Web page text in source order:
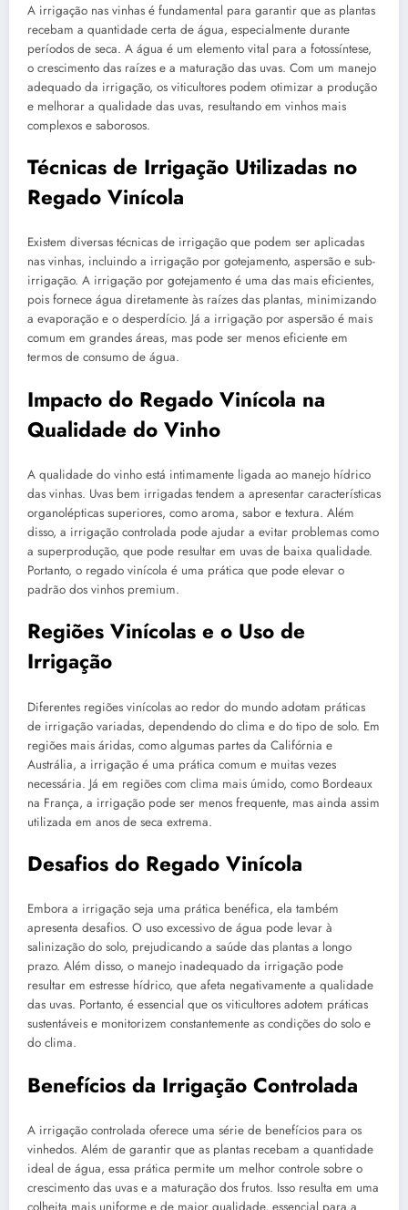
A irrigação nas vinhas é fundamental para garantir que as plantas
recebam a quantidade certa de água, especialmente durante
períodos de seca. A água é um elemento vital para a fotossíntese,
o crescimento das raízes e a maturação das uvas. Com um manejo
adequado da irrigação, os viticultores podem otimizar a produção
e melhorar a qualidade das uvas, resultando em vinhos mais
complexos e saborosos.
Técnicas de Irrigação Utilizadas no
Regado Vinícola
Existem diversas técnicas de irrigação que podem ser aplicadas
nas vinhas, incluindo a irrigação por gotejamento, aspersão e sub-
irrigação. A irrigação por gotejamento é uma das mais eficientes,
pois fornece água diretamente às raízes das plantas, minimizando
a evaporação e o desperdício. Já a irrigação por aspersão é mais
comum em grandes áreas, mas pode ser menos eficiente em
termos de consumo de água.
Impacto do Regado Vinícola na
Qualidade do Vinho
A qualidade do vinho está intimamente ligada ao manejo hídrico
das vinhas. Uvas bem irrigadas tendem a apresentar características
organolépticas superiores, como aroma, sabor e textura. Além
disso, a irrigação controlada pode ajudar a evitar problemas como
a superprodução, que pode resultar em uvas de baixa qualidade.
Portanto, o regado vinícola é uma prática que pode elevar o
padrão dos vinhos premium.
Regiões Vinícolas e o Uso de
Irrigação
Diferentes regiões vinícolas ao redor do mundo adotam práticas
de irrigação variadas, dependendo do clima e do tipo de solo. Em
regiões mais áridas, como algumas partes da Califórnia e
Austrália, a irrigação é uma prática comum e muitas vezes
necessária. Já em regiões com clima mais úmido, como Bordeaux
na França, a irrigação pode ser menos frequente, mas ainda assim
utilizada em anos de seca extrema.
Desafios do Regado Vinícola
Embora a irrigação seja uma prática benéfica, ela também
apresenta desafios. O uso excessivo de água pode levar à
salinização do solo, prejudicando a saúde das plantas a longo
prazo. Além disso, o manejo inadequado da irrigação pode
resultar em estresse hídrico, que afeta negativamente a qualidade
das uvas. Portanto, é essencial que os viticultores adotem práticas
sustentáveis e monitorizem constantemente as condições do solo e
do clima.
Benefícios da Irrigação Controlada
A irrigação controlada oferece uma série de benefícios para os
vinhedos. Além de garantir que as plantas recebam a quantidade
ideal de água, essa prática permite um melhor controle sobre o
crescimento das uvas e a maturação dos frutos. Isso resulta em uma